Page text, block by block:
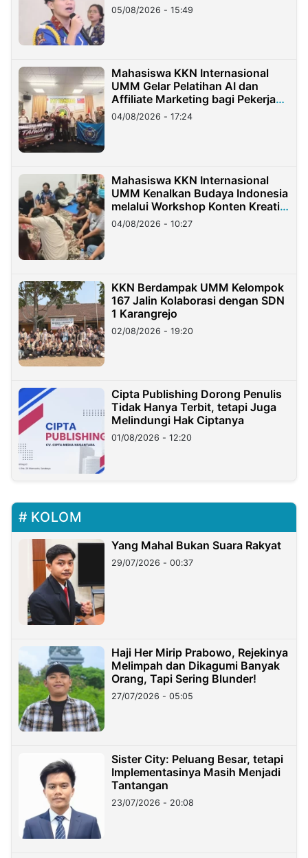
05/08/2026 - 15:49
Mahasiswa KKN Internasional
UMM Gelar Pelatihan AI dan
Affiliate Marketing bagi Pekerja
Migran Indonesia di Taiwan
04/08/2026 - 17:24
Mahasiswa KKN Internasional
UMM Kenalkan Budaya Indonesia
melalui Workshop Konten Kreatif
di Taiwan
04/08/2026 - 10:27
KKN Berdampak UMM Kelompok
167 Jalin Kolaborasi dengan SDN
1 Karangrejo
02/08/2026 - 19:20
Cipta Publishing Dorong Penulis
Tidak Hanya Terbit, tetapi Juga
Melindungi Hak Ciptanya
01/08/2026 - 12:20
KOLOM
Yang Mahal Bukan Suara Rakyat
29/07/2026 - 00:37
Haji Her Mirip Prabowo, Rejekinya
Melimpah dan Dikagumi Banyak
Orang, Tapi Sering Blunder!
27/07/2026 - 05:05
Sister City: Peluang Besar, tetapi
Implementasinya Masih Menjadi
Tantangan
23/07/2026 - 20:08